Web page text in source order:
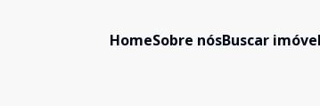
HomeSobre nósBuscar imóvel